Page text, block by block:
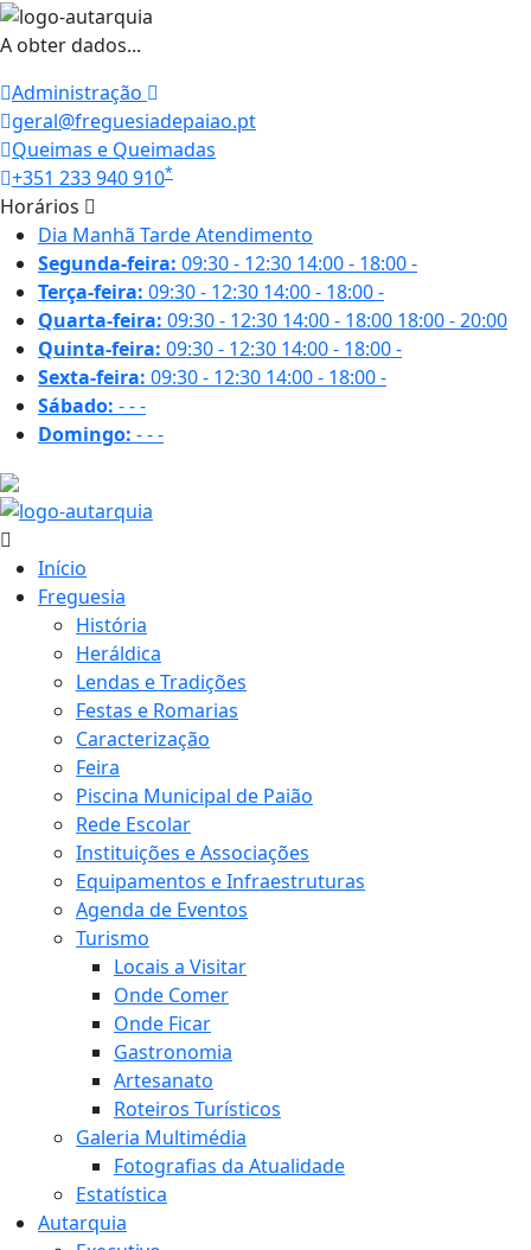
A obter dados...
Administração
geral@freguesiadepaiao.pt
Queimas e Queimadas
+351 233 940 910*
Horários
Dia Manhã TardeAtendimento
Segunda-feira: 09:30 - 12:30 14:00 - 18:00-
Terça-feira: 09:30 - 12:30 14:00 - 18:00-
Quarta-feira: 09:30 - 12:30 14:00 - 18:00 18:00 - 20:00
Quinta-feira: 09:30 - 12:30 14:00 - 18:00-
Sexta-feira: 09:30 - 12:30 14:00 - 18:00-
Sábado: ---
Domingo: ---
Início
Freguesia
História
Heráldica
Lendas e Tradições
Festas e Romarias
Caracterização
Feira
Piscina Municipal de Paião
Rede Escolar
Instituições e Associações
Equipamentos e Infraestruturas
Agenda de Eventos
Turismo
Locais a Visitar
Onde Comer
Onde Ficar
Gastronomia
Artesanato
Roteiros Turísticos
Galeria Multimédia
Fotografias da Atualidade
Estatística
Autarquia